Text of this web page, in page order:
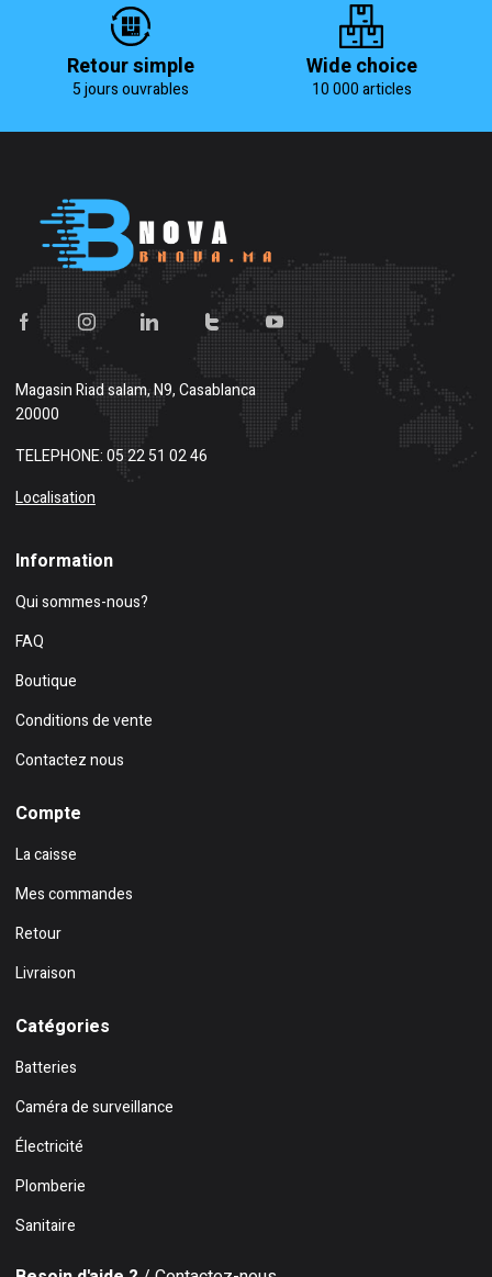
Retour simple
5 jours ouvrables
Wide choice
10 000 articles
MagasinRiad salam, N9, Casablanca
20000
TELEPHONE: 05 22 51 02 46
Localisation
Information
Qui sommes-nous?
FAQ
Boutique
Conditions de vente
Contactez nous
Compte
La caisse
Mes commandes
Retour
Livraison
Catégories
Batteries
Caméra de surveillance
Électricité
Plomberie
Sanitaire